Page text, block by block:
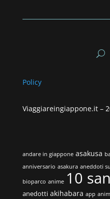
Policy
Viaggiareingiappone.it –
andare in giappone asakusa
anniversario asakura aneddoti
bioparco anime 10
anedotti akihabara app